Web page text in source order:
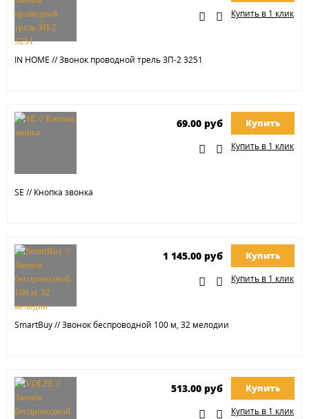
IN HOME // Звонок проводной трель ЗП-2 3251
Купить в 1 клик
SE // Кнопка звонка
69.00 руб Купить
Купить в 1 клик
SmartBuy // Звонок беспроводной 100 м, 32 мелодии
1 145.00 руб Купить
Купить в 1 клик
513.00 руб Купить
Купить в 1 клик